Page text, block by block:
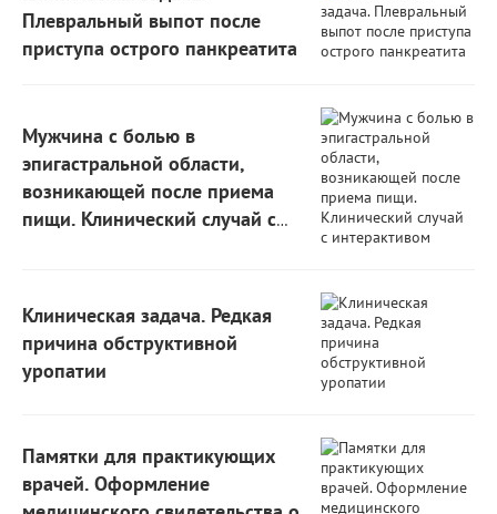
Плевральный выпот после
приступа острого панкреатита
Мужчина с болью в
эпигастральной области,
возникающей после приема
пищи. Клинический случай с
Клиническая задача. Редкая
причина обструктивной
уропатии
Памятки для практикующих
врачей. Оформление